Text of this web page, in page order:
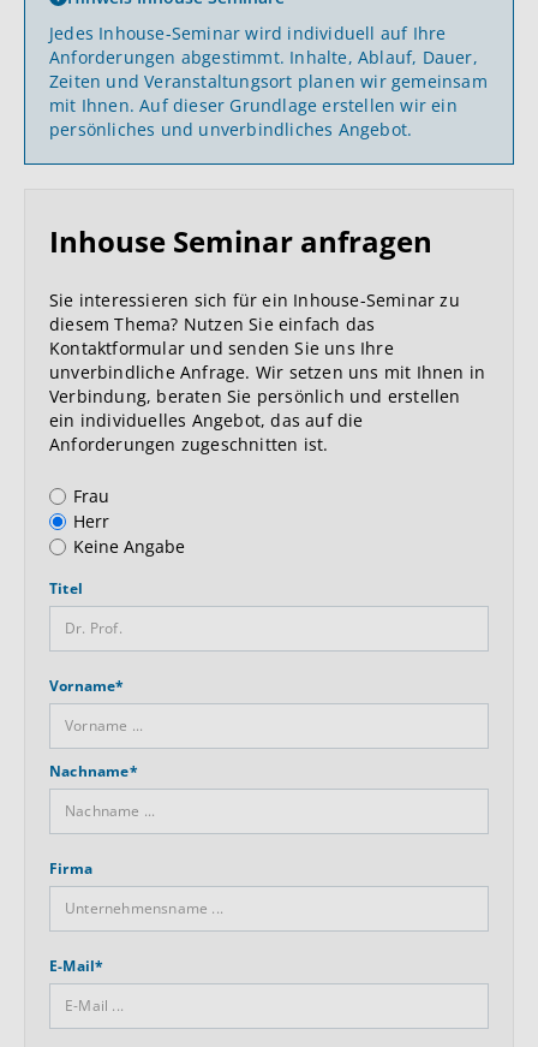
Jedes Inhouse-Seminar wird individuell auf Ihre
Anforderungen abgestimmt. Inhalte, Ablauf, Dauer,
Zeiten und Veranstaltungsort planen wir gemeinsam
mit Ihnen. Auf dieser Grundlage erstellen wir ein
persönliches und unverbindliches Angebot.
Inhouse Seminar anfragen
Sie interessieren sich für ein Inhouse-Seminar zu
diesem Thema? Nutzen Sie einfach das
Kontaktformular und senden Sie uns Ihre
unverbindliche Anfrage. Wir setzen uns mit Ihnen in
Verbindung, beraten Sie persönlich und erstellen
ein individuelles Angebot, das auf die
Anforderungen zugeschnitten ist.
Anrede
Frau
Herr
Keine Angabe
Titel
Vorname*
Nachname*
Firma
E-Mail*